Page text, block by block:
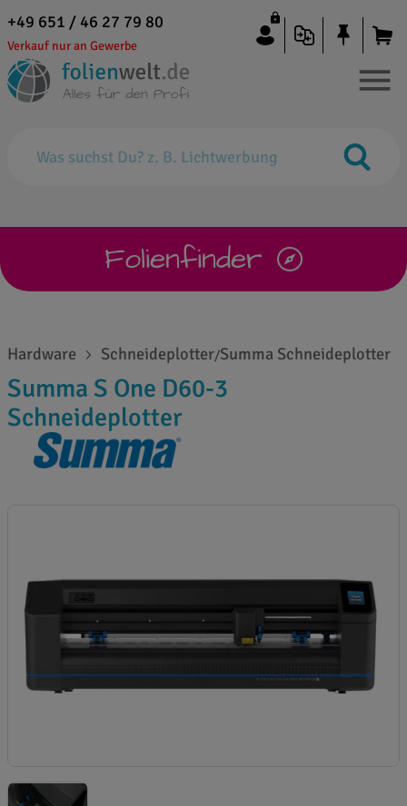
+49 651 / 46 27 79 80
Verkauf nur an Gewerbe
Folienfinder
Hardware Schneideplotter/Summa Schneideplotter
Summa S One D60-3
Schneideplotter